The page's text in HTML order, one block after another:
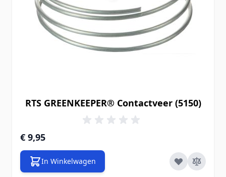
RTS GREENKEEPER® Contactveer (5150)
€ 9,95
In Winkelwagen